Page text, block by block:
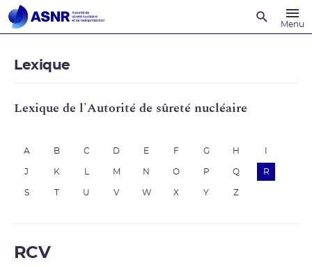
Menu
Lexique
Lexique de l'Autorité de sûreté nucléaire
A B C D E F G H
J K M N O P Q R
S U V W X Y Z
RCV